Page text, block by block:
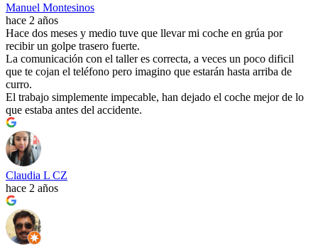
Manuel Montesinos
hace 2 años
Hace dos meses y medio tuve que llevar mi coche en grúa por
recibir un golpe trasero fuerte.
La comunicación con el taller es correcta, a veces un poco dificil
que te cojan el teléfono pero imagino que estarán hasta arriba de
curro.
El trabajo simplemente impecable, han dejado el coche mejor de lo
que estaba antes del accidente.
Claudia L CZ
hace 2 años